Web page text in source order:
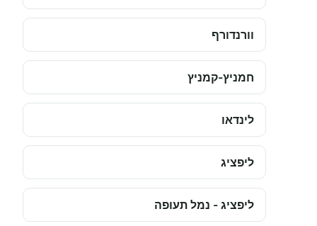
וורנדורף
חמניץ-קמניץ
לינדאו
ליפציג
ליפציג - נמל תעופה